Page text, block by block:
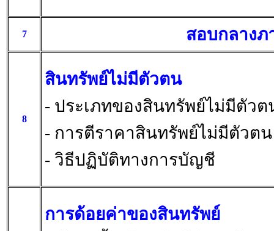
7 สอบกลางภ
8
สินทรัพย์ไม่มีตัวตน
- ประเภทของสินทรัพย์ไม่มีตัวต
- การตีราคาสินทรัพย์ไม่มีตัวตน
- วิธีปฏิบัติทางการบัญชี
การด้อยค่าของสินทรัพย์